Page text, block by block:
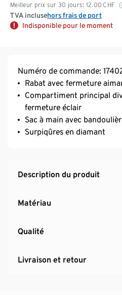
Meilleur prix sur 30 jours: 12.00 CHF
TVA inclusehors frais de port
Indisponible pour le moment
Numéro de commande:
Rabat avec fermeture
Compartiment principal
fermeture éclair
Sac à main avec
Surpiqûres en diamant
Description du produit
Matériau
Qualité
Livraison et retour